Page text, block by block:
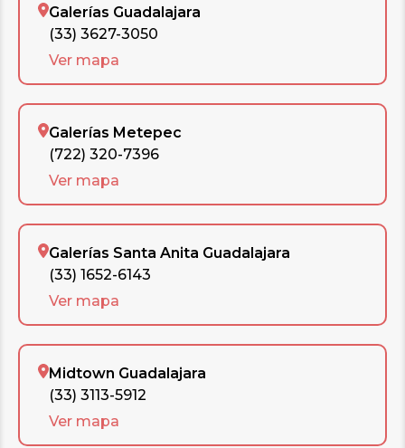
Galerías Guadalajara
(33) 3627-3050
Ver mapa
Galerías Metepec
(722) 320-7396
Ver mapa
Galerías Santa Anita Guadalajara
(33) 1652-6143
Ver mapa
Midtown Guadalajara
(33) 3113-5912
Ver mapa